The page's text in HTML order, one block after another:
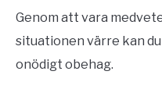
Genom att vara
situationen värre kan
onödigt obehag.